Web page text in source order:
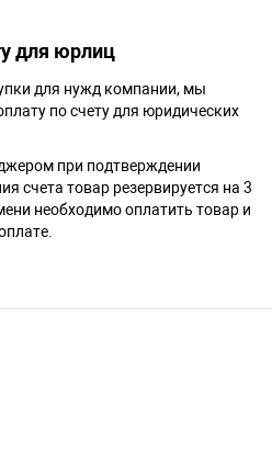
для юрлиц
для нужд компании, мы
по счету для юридических
при подтверждении
счета товар резервируется на 3
необходимо оплатить товар и